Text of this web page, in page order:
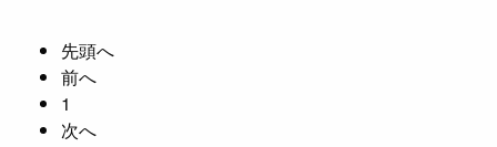
先頭へ
前へ
1
次へ